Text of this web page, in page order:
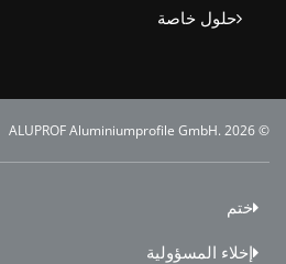
حلول خاصة
المسؤولية